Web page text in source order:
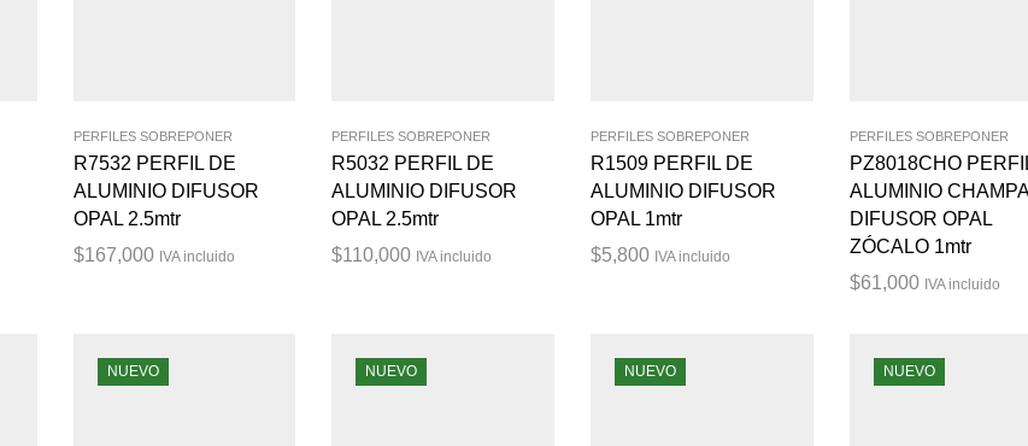
PERFILES SOBREPONER
R7532 PERFIL DE
ALUMINIO DIFUSOR
OPAL 2.5mtr
$167,000 IVA incluido
PERFILES SOBREPONER
R5032 PERFIL DE
ALUMINIO DIFUSOR
OPAL 2.5mtr
$110,000 IVA incluido
PERFILES SOBREPONER
R1509 PERFIL DE
ALUMINIO DIFUSOR
OPAL 1mtr
$5,800 IVA incluido
PERFILES SOBREPONER
PZ8018CHO
ALUMINIO
DIFUSOR OPAL
ZÓCALO 1mtr
$61,000 IVA incluido
NUEVO NUEVO NUEVO NUEVO